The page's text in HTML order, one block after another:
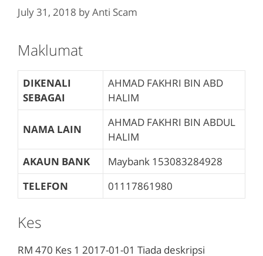
July 31, 2018 byAnti Scam
Maklumat
DIKENALI
SEBAGAI
AHMAD FAKHRI BIN ABD
HALIM
NAMA LAIN
AHMAD FAKHRI BIN ABDUL
HALIM
AKAUN BANK
Maybank 153083284928
TELEFON
01117861980
Kes
RM 470 Kes 1 2017-01-01 Tiada deskripsi